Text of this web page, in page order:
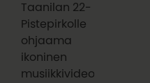
Taanilan 22-
Pistepirkolle
ohjaama
ikoninen
musiikkivideo